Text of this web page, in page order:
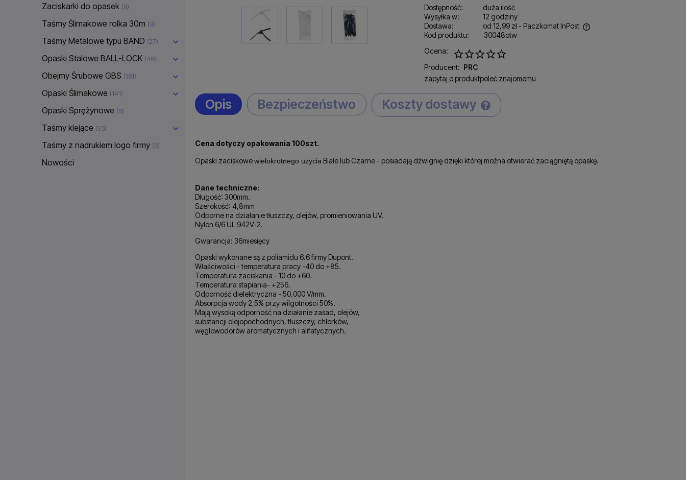
Zaciskarki do opasek (9)
Taśmy Ślimakowe rolka 30m (9)
Taśmy Metalowe typu BAND (27)
Opaski Stalowe BALL-LOCK (46)
Obejmy Śrubowe GBS (181)
Opaski Ślimakowe (141)
Opaski Sprężynowe (6)
Taśmy klejące (35)
Taśmy z nadrukiem logo firmy (6)
Nowości
Dostępność:
duża ilość
Wysyłka w:
12 godziny
Dostawa:
od 12,99 zł - Paczkomat InPost
Cena nie zawiera ewentualnych kosztów
płatności
Kod produktu:
30048otw
Ocena:
Producent: PRC
zapytaj o produktpoleć znajomemu
Opis Bezpieczeństwo Koszty dostawy
Cena dotyczy opakowania 100szt.
Opaski zaciskowewielokrotnego użycia Białe lub Czarne - posiadają dźwignię dzięki której można otwierać zaciągniętą opaskę.
Dane techniczne:
Długość: 300mm.
Szerokość: 4,8mm
Odporne na działanie tłuszczy, olejów, promieniowania UV.
Nylon 6/6 UL 942V-2.
Gwarancja: 36miesięcy
Opaski wykonane są z poliamidu 6.6 firmy Dupont.
Właściwości - temperatura pracy -40 do +85.
Temperatura zaciskania - 10 do +60.
Temperatura stapiania- +256.
Odporność dielektryczna - 50.000 V/mm.
Absorpcja wody 2,5% przy wilgotności 50%.
Mają wysoką odporność na działanie zasad, olejów,
substancji olejopochodnych, tłuszczy, chlorków,
węglowodorów aromatycznych i alifatycznych.